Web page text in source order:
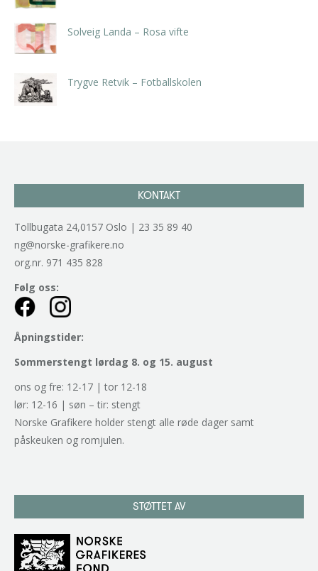
Solveig Landa – Rosa vifte
Trygve Retvik – Fotballskolen
KONTAKT
Tollbugata 24,0157 Oslo | 23 35 89 40
ng@norske-grafikere.no
org.nr. 971 435 828
Følg oss:
Åpningstider:
Sommerstengt lørdag 8. og 15. august
ons og fre: 12-17 | tor 12-18
lør: 12-16 | søn – tir: stengt
Norske Grafikere holder stengt alle røde dager samt
påskeuken og romjulen.
STØTTET AV